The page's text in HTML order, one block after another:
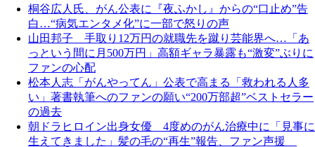
桐谷広人氏、がん公表に『夜ふかし』からの“口止め”告
白…“病気エンタメ化”に一部で怒りの声
山田邦子 手取り12万円の就職先を蹴り芸能界へ…「あ
っという間に月500万円」高額ギャラ暴露も“激変”ぶりに
ファンの心配
松本人志「がんやってん」公表で高まる「救われる人多
い」著書執筆へのファンの願い“200万部超”ベストセラー
の過去
朝ドラヒロイン出身女優 4度めのがん治療中に「見事に
生えてきました」髪の毛の“再生”報告、ファン声援